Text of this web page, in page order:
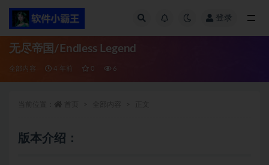
登录
无尽帝国/Endless Legend
全部内容 4 年前 0 6
版本介绍：